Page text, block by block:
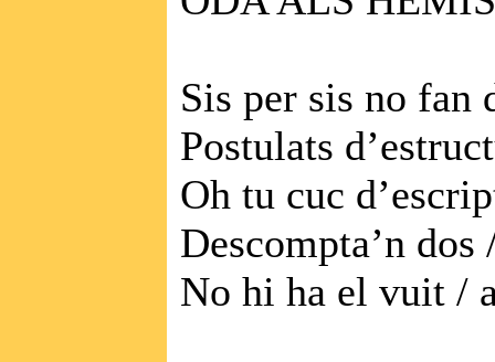
Sis per sis no fan
Postulats
Oh tu cuc
Descompta’n
No hi ha el vuit /